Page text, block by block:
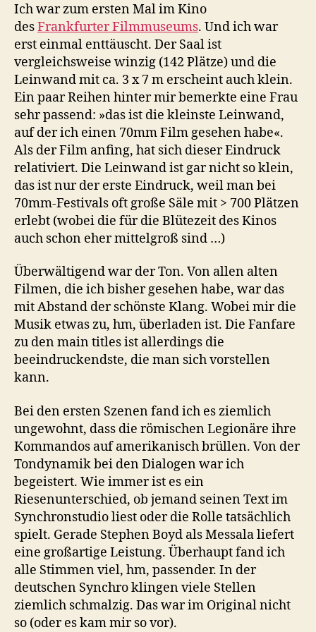
Ich war zum ersten Mal im Kino
desFrankfurter Filmmuseums. Und ich war
erst einmal enttäuscht. Der Saal ist
vergleichsweise winzig (142 Plätze) und die
Leinwand mit ca. 3 x 7 m erscheint auch klein.
Ein paar Reihen hinter mir bemerkte eine Frau
sehr passend: »das ist die kleinste Leinwand,
auf der ich einen 70mm Film gesehen habe«.
Als der Film anfing, hat sich dieser Eindruck
relativiert. Die Leinwand ist gar nicht so klein,
das ist nur der erste Eindruck, weil man bei
70mm-Festivals oft große Säle mit > 700 Plätzen
erlebt (wobei die für die Blütezeit des Kinos
auch schon eher mittelgroß sind …)
Überwältigend war der Ton. Von allen alten
Filmen, die ich bisher gesehen habe, war das
mit Abstand der schönste Klang. Wobei mir die
Musik etwas zu, hm, überladen ist. Die Fanfare
zu den main titles ist allerdings die
beeindruckendste, die man sich vorstellen
kann.
Bei den ersten Szenen fand ich es ziemlich
ungewohnt, dass die römischen Legionäre ihre
Kommandos auf amerikanisch brüllen. Von der
Tondynamik bei den Dialogen war ich
begeistert. Wie immer ist es ein
Riesenunterschied, ob jemand seinen Text im
Synchronstudio liest oder die Rolle tatsächlich
spielt. Gerade Stephen Boyd als Messala liefert
eine großartige Leistung. Überhaupt fand ich
alle Stimmen viel, hm, passender. In der
deutschen Synchro klingen viele Stellen
ziemlich schmalzig. Das war im Original nicht
so (oder es kam mir so vor).